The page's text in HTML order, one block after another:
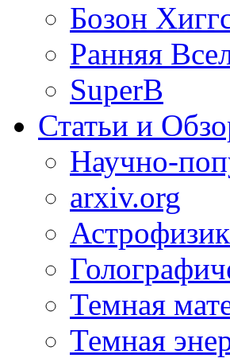
Бозон
Ранняя
SuperB
Статьи и
Научно-
arxiv.org
Темная
Темная